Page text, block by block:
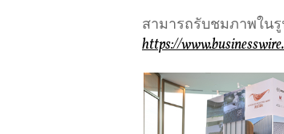
สามารถรับชมภาพใน
https://